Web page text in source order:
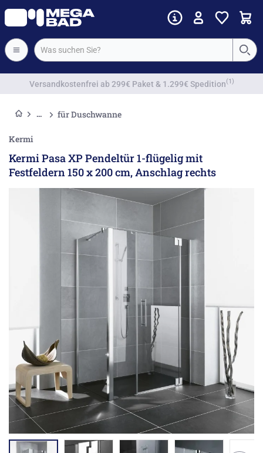
Vorkassenrabatt
für Duschwanne
Kermi
Kermi Pasa XP Pendeltür 1-flügelig mit
Festfeldern 150 x 200 cm, Anschlag rechts